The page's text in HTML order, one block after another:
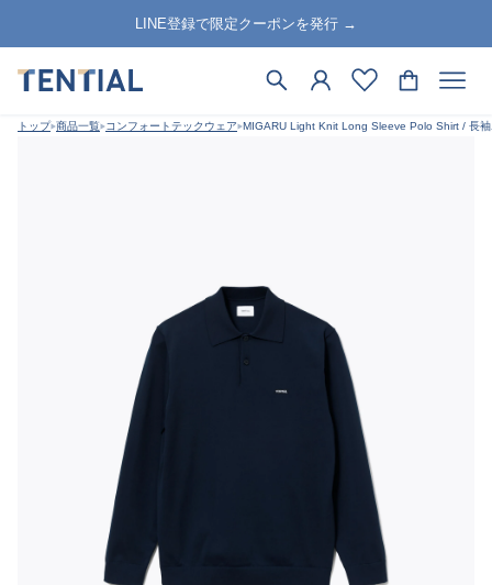
LINE登録で限定クーポンを発行 →
トップ 商品一覧 コンフォートテックウェア MIGARU Light Knit Long Sleeve Polo Shirt / 長袖